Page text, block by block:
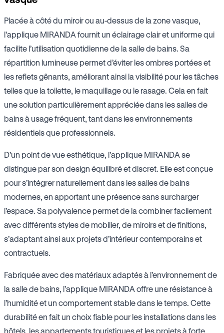
Placée à côté du miroir ou au-dessus de la zone vasque,
l’applique MIRANDA fournit un éclairage clair et uniforme qui
facilite l’utilisation quotidienne de la salle de bains. Sa
répartition lumineuse permet d’éviter les ombres portées et
les reflets gênants, améliorant ainsi la visibilité pour les tâches
telles que la toilette, le maquillage ou le rasage. Cela en fait
une solution particulièrement appréciée dans les salles de
bains à usage fréquent, tant dans les environnements
résidentiels que professionnels.
D’un point de vue esthétique, l’applique MIRANDA se
distingue par son design équilibré et discret. Elle est conçue
pour s’intégrer naturellement dans les salles de bains
modernes, en apportant une présence sans surcharger
l’espace. Sa polyvalence permet de la combiner facilement
avec différents styles de mobilier, de miroirs et de finitions,
s’adaptant ainsi aux projets d’intérieur contemporains et
contractuels.
Fabriquée avec des matériaux adaptés à l’environnement de
la salle de bains, l’applique MIRANDA offre une résistance à
l’humidité et un comportement stable dans le temps. Cette
durabilité en fait un choix fiable pour les installations dans les
hôtels, les appartements touristiques et les projets à forte